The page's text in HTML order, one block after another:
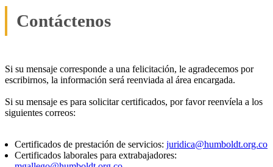
Contáctenos
Si su mensaje corresponde a una felicitación, le agradecemos por
escribirnos, la información será reenviada al área encargada.
Si su mensaje es para solicitar certificados, por favor reenvíela a los
siguientes correos:
Certificados de prestación de servicios: juridica@humboldt.org.co
Certificados laborales para extrabajadores: